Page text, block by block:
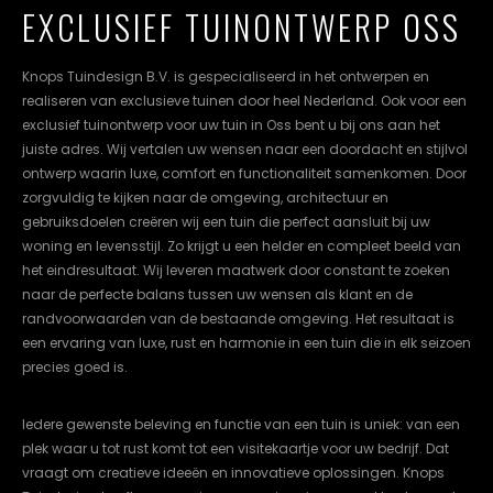
NL EN DE
EXCLUSIEF TUINONTWERP OSS
Knops Tuindesign B.V. is gespecialiseerd in het ontwerpen en
realiseren van exclusieve tuinen door heel Nederland. Ook voor een
exclusief tuinontwerp voor uw tuin in Oss bent u bij ons aan het
juiste adres. Wij vertalen uw wensen naar een doordacht en stijlvol
ontwerp waarin luxe, comfort en functionaliteit samenkomen. Door
zorgvuldig te kijken naar de omgeving, architectuur en
gebruiksdoelen creëren wij een tuin die perfect aansluit bij uw
woning en levensstijl. Zo krijgt u een helder en compleet beeld van
het eindresultaat. Wij leveren maatwerk door constant te zoeken
naar de perfecte balans tussen uw wensen als klant en de
randvoorwaarden van de bestaande omgeving. Het resultaat is
een ervaring van luxe, rust en harmonie in een tuin die in elk seizoen
precies goed is.
Iedere gewenste beleving en functie van een tuin is uniek: van een
plek waar u tot rust komt tot een visitekaartje voor uw bedrijf. Dat
vraagt om creatieve ideeën en innovatieve oplossingen. Knops
cookievoorkeuren
instellen.
COOKIE-
INSTELLINGEN
ALLES
AFWIJZEN
ALLE
COOKIES
ACCEPTEREN